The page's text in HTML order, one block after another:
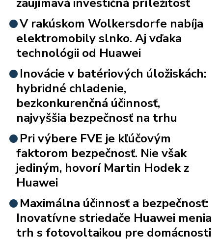
V rakúskom Wolkersdorfe nabíja
elektromobily slnko. Aj vďaka
technológii od Huawei
Inovácie v batériových úložiskách:
hybridné chladenie,
bezkonkurenčná účinnosť,
najvyššia bezpečnosť na trhu
Pri výbere FVE je kľúčovým
faktorom bezpečnosť. Nie však
jediným, hovorí Martin Hodek z
Huawei
Maximálna účinnosť a bezpečnosť:
Inovatívne striedače Huawei menia
trh s fotovoltaikou pre domácnosti